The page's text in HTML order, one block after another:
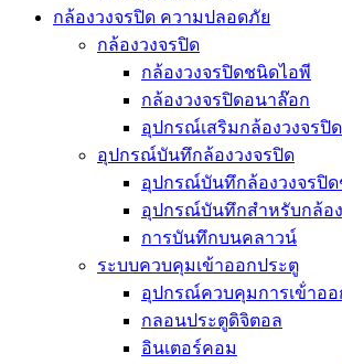
กล้องวงจรปิด ความปลอดภัย
กล้องวงจรปิด
กล้องวงจรปิดชนิดไอพี
กล้องวงจรปิดอนาล๊อก
อุปกรณ์เสริมกล้องวงจรปิด
อุปกรณ์บันทึกล้องวงจรปิด
อุปกรณ์บันทึกล้องวงจรปิ
อุปกรณ์บันทึกสำหรับกล้อ
การบันทึกบนคลาวน์
ระบบควบคุมเข้าออกประตู
อุปกรณ์ควบคุมการเข้่าออ
กลอนประตูดิจิตอล
อินเตอร์คอม